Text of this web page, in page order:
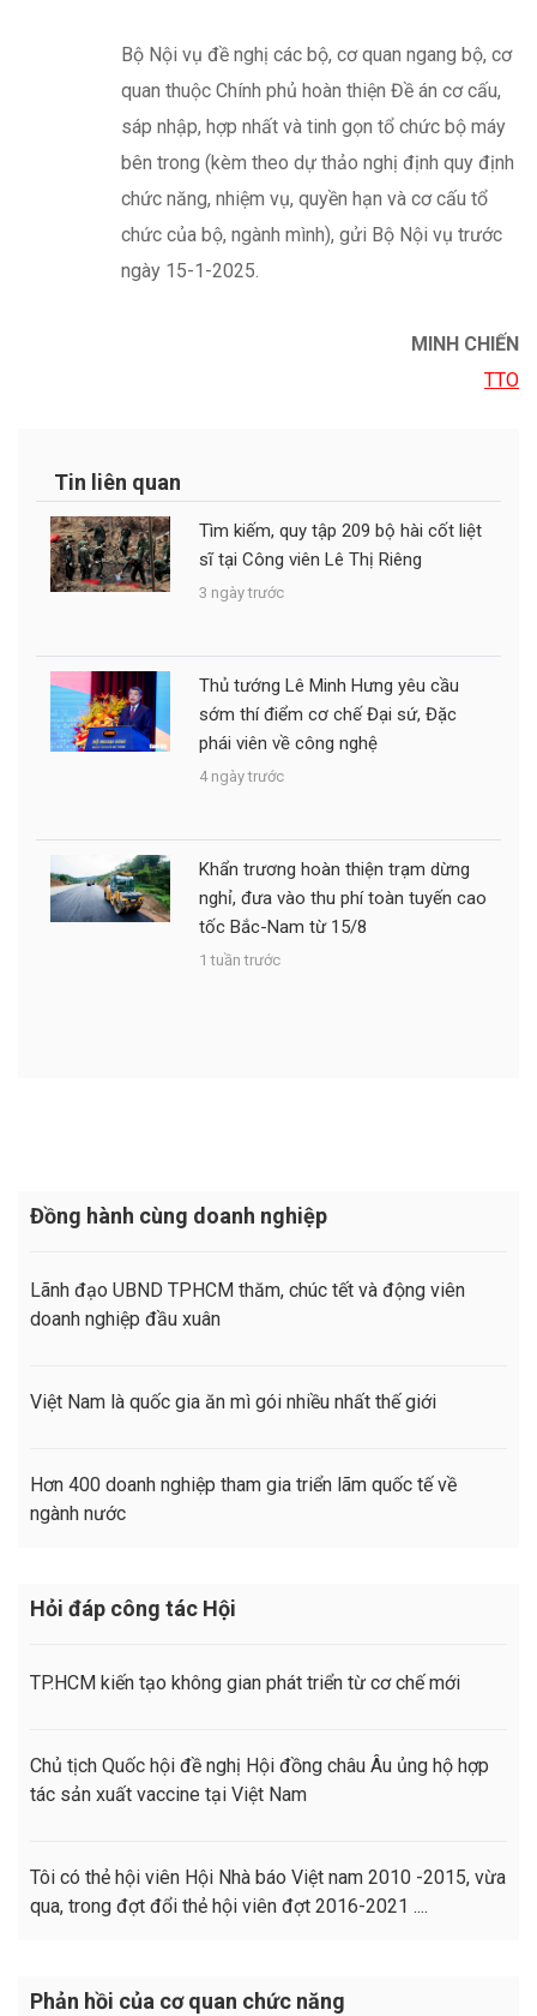
MINH CHIẾN
TTO
Tin liên quan
Tìm kiếm, quy tập 209 bộ hài cốt liệt
sĩ tại Công viên Lê Thị Riêng
3 ngày trước
Thủ tướng Lê Minh Hưng yêu cầu
sớm thí điểm cơ chế Đại sứ, Đặc
phái viên về công nghệ
4 ngày trước
Khẩn trương hoàn thiện trạm dừng
nghỉ, đưa vào thu phí toàn tuyến cao
tốc Bắc-Nam từ 15/8
1 tuần trước
Đồng hành cùng doanh nghiệp
Lãnh đạo UBND TPHCM thăm, chúc tết và động viên
doanh nghiệp đầu xuân
Việt Nam là quốc gia ăn mì gói nhiều nhất thế giới
Hơn 400 doanh nghiệp tham gia triển lãm quốc tế về
ngành nước
Hỏi đáp công tác Hội
TP.HCM kiến tạo không gian phát triển từ cơ chế mới
Chủ tịch Quốc hội đề nghị Hội đồng châu Âu ủng hộ hợp
tác sản xuất vaccine tại Việt Nam
Tôi có thẻ hội viên Hội Nhà báo Việt nam 2010 -2015, vừa
qua, trong đợt đổi thẻ hội viên đợt 2016-2021 ....
Phản hồi của cơ quan chức năng